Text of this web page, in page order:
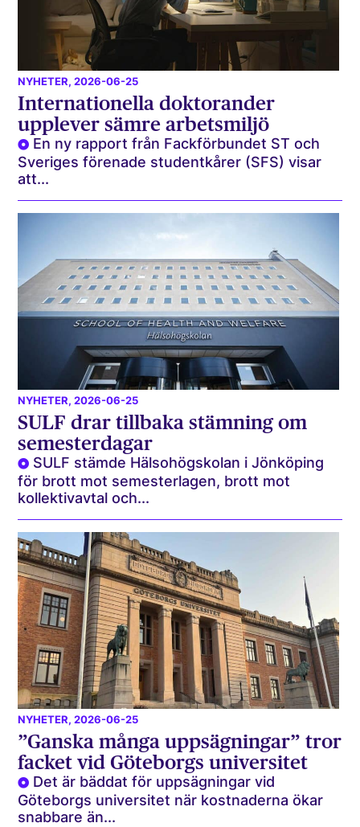
NYHETER, 2026-06-25
Internationella doktorander
upplever sämre arbetsmiljö
En ny rapport från Fackförbundet ST och
Sveriges förenade studentkårer (SFS) visar
att...
NYHETER, 2026-06-25
SULF drar tillbaka stämning om
semesterdagar
SULF stämde Hälsohögskolan i Jönköping
för brott mot semesterlagen, brott mot
kollektivavtal och...
NYHETER, 2026-06-25
”Ganska många uppsägningar” tror
facket vid Göteborgs universitet
Det är bäddat för uppsägningar vid
Göteborgs universitet när kostnaderna ökar
snabbare än...